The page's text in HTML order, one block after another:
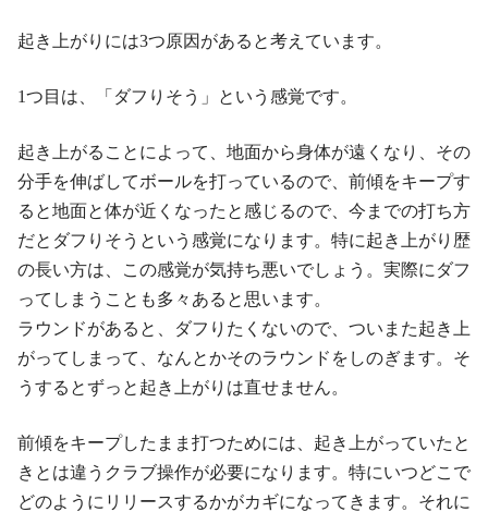
起き上がりには3つ原因があると考えています。
1つ目は、「ダフりそう」という感覚です。
起き上がることによって、地面から身体が遠くなり、その
分手を伸ばしてボールを打っているので、前傾をキープす
ると地面と体が近くなったと感じるので、今までの打ち方
だとダフりそうという感覚になります。特に起き上がり歴
の長い方は、この感覚が気持ち悪いでしょう。実際にダフ
ってしまうことも多々あると思います。
ラウンドがあると、ダフりたくないので、ついまた起き上
がってしまって、なんとかそのラウンドをしのぎます。そ
うするとずっと起き上がりは直せません。
前傾をキープしたまま打つためには、起き上がっていたと
きとは違うクラブ操作が必要になります。特にいつどこで
どのようにリリースするかがカギになってきます。それに